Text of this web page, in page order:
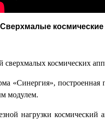
Сверхмалые космические
сверхмалых космических
«Синергия»,
модулем.
нагрузки